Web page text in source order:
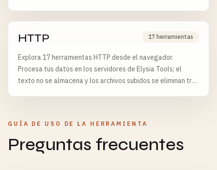
HTTP 17 herramientas
Explora 17 herramientas HTTP desde el navegador.
Procesa tus datos en los servidores de Elysia Tools; el
texto no se almacena y los archivos subidos se eliminan tras
GUÍA DE USO DE LA HERRAMIENTA
Preguntas frecuentes